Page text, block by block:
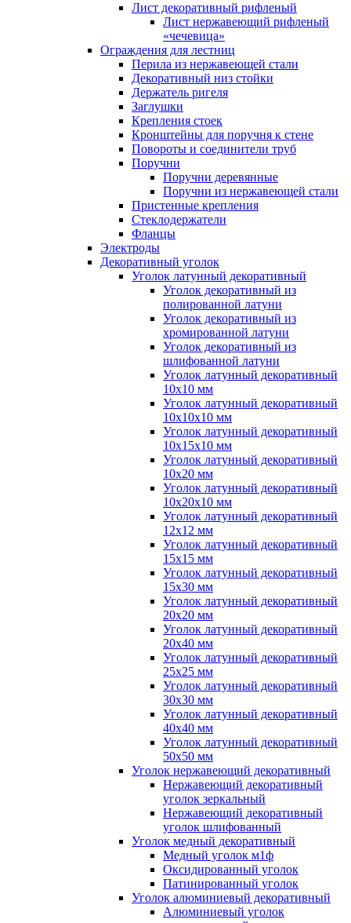
Лист декоративный рифленый
Лист нержавеющий рифленый
«чечевица»
Ограждения для лестниц
Перила из нержавеющей стали
Декоративный низ стойки
Держатель ригеля
Заглушки
Крепления стоек
Кронштейны для поручня к стене
Повороты и соединители труб
Поручни
Поручни деревянные
Поручни из нержавеющей стали
Пристенные крепления
Стеклодержатели
Фланцы
Электроды
Декоративный уголок
Уголок латунный декоративный
Уголок декоративный из
полированной латуни
Уголок декоративный из
хромированной латуни
Уголок декоративный из
шлифованной латуни
Уголок латунный декоративный
10x10 мм
Уголок латунный декоративный
10x10x10 мм
Уголок латунный декоративный
10x15x10 мм
Уголок латунный декоративный
10x20 мм
Уголок латунный декоративный
10x20x10 мм
Уголок латунный декоративный
12x12 мм
Уголок латунный декоративный
15x15 мм
Уголок латунный декоративный
15x30 мм
Уголок латунный декоративный
20x20 мм
Уголок латунный декоративный
20x40 мм
Уголок латунный декоративный
25x25 мм
Уголок латунный декоративный
30x30 мм
Уголок латунный декоративный
40x40 мм
Уголок латунный декоративный
50x50 мм
Уголок нержавеющий декоративный
Нержавеющий декоративный
уголок зеркальный
Нержавеющий декоративный
уголок шлифованный
Уголок медный декоративный
Медный уголок м1ф
Оксидированный уголок
Патинированный уголок
Уголок алюминиевый декоративный
Алюминиевый уголок